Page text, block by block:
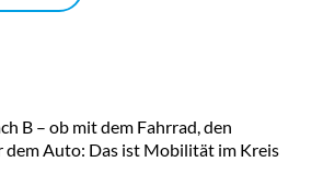
B – ob mit dem Fahrrad, den
Auto: Das ist Mobilität im Kreis